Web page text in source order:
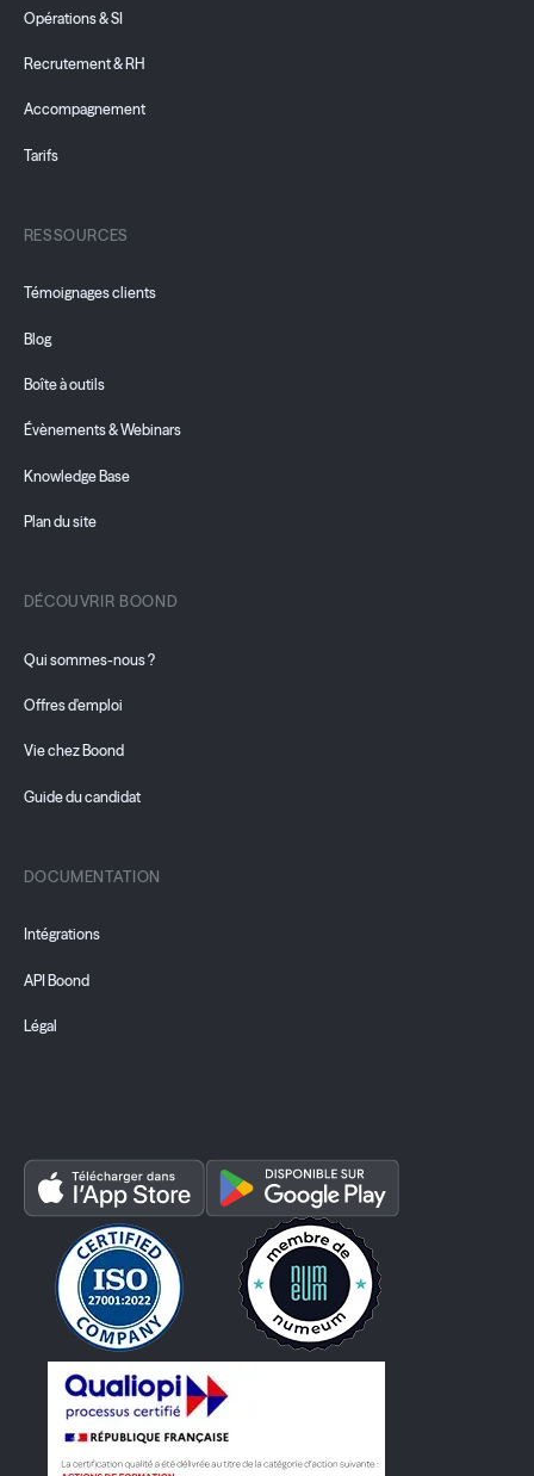
Opérations & SI
Recrutement & RH
Accompagnement
Tarifs
RESSOURCES
Témoignages clients
Blog
Boîte à outils
Évènements & Webinars
Knowledge Base
Plan du site
DÉCOUVRIR BOOND
Qui sommes-nous ?
Offres d'emploi
Vie chez Boond
Guide du candidat
DOCUMENTATION
Intégrations
API Boond
Légal